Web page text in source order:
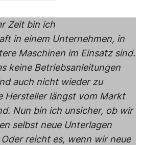
Zeit bin ich
in einem Unternehmen, in
Maschinen im Einsatz sind.
keine Betriebsanleitungen
auch nicht wieder zu
Hersteller längst vom Markt
Nun bin ich unsicher, ob wir
selbst neue Unterlagen
reicht es, wenn wir neue